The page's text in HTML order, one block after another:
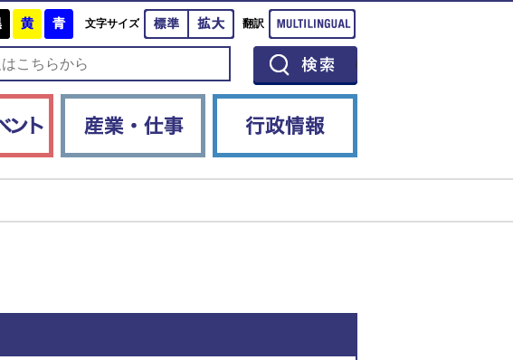
黒 黄 青文字サイズ 標準 拡大
翻訳